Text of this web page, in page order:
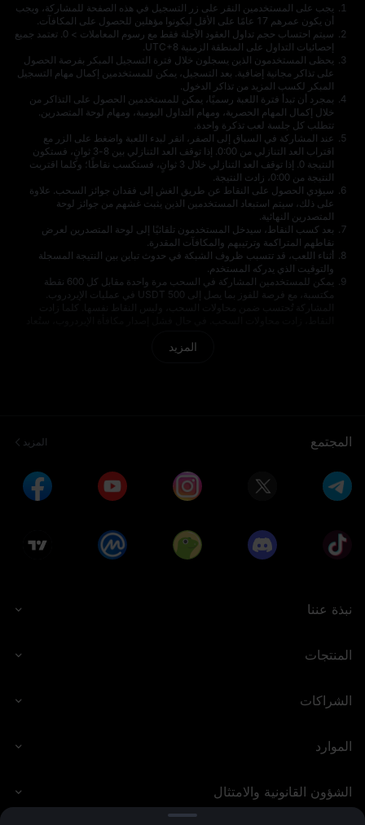
يجب على المستخدمين النقر على زر التسجيل في هذه الصفحة للمشاركة، ويجب
أن يكون عمرهم 17 عامًا على الأقل ليكونوا مؤهلين للحصول على المكافآت.
سيتم احتساب حجم تداول العقود الآجلة فقط مع رسوم المعاملات > 0. تعتمد جميع
إحصائيات التداول على المنطقة الزمنية UTC+8.
يحظى المستخدمون الذين يسجلون خلال فترة التسجيل المبكر بفرصة الحصول
على تذاكر مجانية إضافية. بعد التسجيل، يمكن للمستخدمين إكمال مهام التسجيل
المبكر لكسب المزيد من تذاكر الدخول.
بمجرد أن تبدأ فترة اللعبة رسميًا، يمكن للمستخدمين الحصول على التذاكر من
خلال إكمال المهام الحصرية، ومهام التداول اليومية، ومهام لوحة المتصدرين.
تتطلب كل جلسة لعب تذكرة واحدة.
عند المشاركة في السباق إلى الصفر، انقر لبدء اللعبة واضغط على الزر مع
اقتراب العد التنازلي من 0:00. إذا توقف العد التنازلي بين 8-3 ثوانٍ، فستكون
النتيجة 0. إذا توقف العد التنازلي خلال 3 ثوانٍ، فستكسب نقاطًا؛ وكلما اقتربت
النتيجة من 0:00، زادت النتيجة.
سيؤدي الحصول على النقاط عن طريق الغش إلى فقدان جوائز السحب. علاوة
على ذلك، سيتم استبعاد المستخدمين الذين يثبت غشهم من جوائز لوحة
المتصدرين النهائية.
بعد كسب النقاط، سيدخل المستخدمون تلقائيًا إلى لوحة المتصدرين لعرض
نقاطهم المتراكمة وترتيبهم والمكافآت المقدرة.
أثناء اللعب، قد تتسبب ظروف الشبكة في حدوث تباين بين النتيجة المسجلة
والتوقيت الذي يدركه المستخدم.
يمكن للمستخدمين المشاركة في السحب مرة واحدة مقابل كل 600 نقطة
مكتسبة، مع فرصة للفوز بما يصل إلى 500 USDT في عمليات الإيردروب.
المشاركة تُحتسب ضمن محاولات السحب، وليس النقاط نفسها. كلما زادت
جوائز لوحة المتصدرين: يتم فتح حوض الجوائز بناءً على عدد المشاركين، بحد
إذا تعادل عدة مستخدمين في المركز الأول، فسيتقاسمون حوض جوائز المركز
الأول بالتساوي. سيتشارك المستخدمون الذين حصلوا على نفس النتيجة نفس
التأثر بها.
يجب على الفائزين بالجائزة النهائية التي تزيد قيمتها عن 10,000 USDT إكمال
عملية KYC المتقدم. إذا فشل الفائز في إكمال عملية التحقق في غضون 7 أيام،
مكافآت سحب الحظ: بعد الفوز، يجب أن تجتاز المكافآت تدقيق النظام. بمجرد
الموافقة، سيتم توزيع المكافآت على حساب المستخدم في غضون 24 ساعة.
لا ينتمي هذا النشاط إلى أي علامات تجارية أو شركات خارجية مذكورة أو مدعومة
لتنظيم النشاط وتنفيذه ولن يتم الكشف عنها لأطراف ثالثة دون موافقة.
قانونية أو احتيالية أو ضارة.
بمجرد بدء النشاط، يصبح المستخدمون من جميع البلدان والمناطق مؤهلين
للتسجيل والمشاركة.
المزيد
المجتمع المزيد
نبذة عننا
المنتجات
الشراكات
الموارد
الشؤون القانونية والامتثال